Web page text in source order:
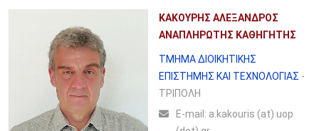
ΚΑΚΟΥΡΗΣ ΑΛΕΞΑΝΔΡΟΣ
ΑΝΑΠΛΗΡΩΤΗΣ ΚΑΘΗΓΗΤΗΣ
ΤΜΗΜΑ ΔΙΟΙΚΗΤΙΚΗΣ
ΕΠΙΣΤΗΜΗΣ ΚΑΙ ΤΕΧΝΟΛΟΓΙΑΣ -
ΤΡΙΠΟΛΗ
Ε-mail: a.kakouris (at) uop